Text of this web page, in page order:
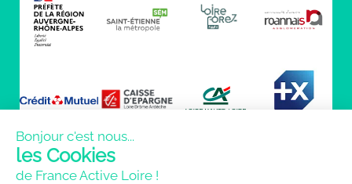
Bonjour c'est nous...
les Cookies
de France Active Loire !